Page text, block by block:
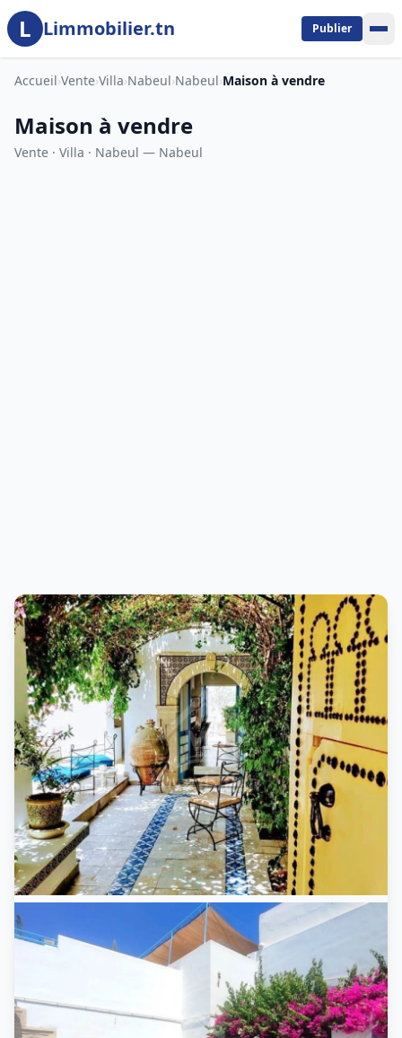
Aller au contenu principal
L Limmobilier.tn Publier
Accueil›Vente›Villa›Nabeul›Nabeul›Maison à vendre
Maison à vendre
Vente · Villa · Nabeul — Nabeul